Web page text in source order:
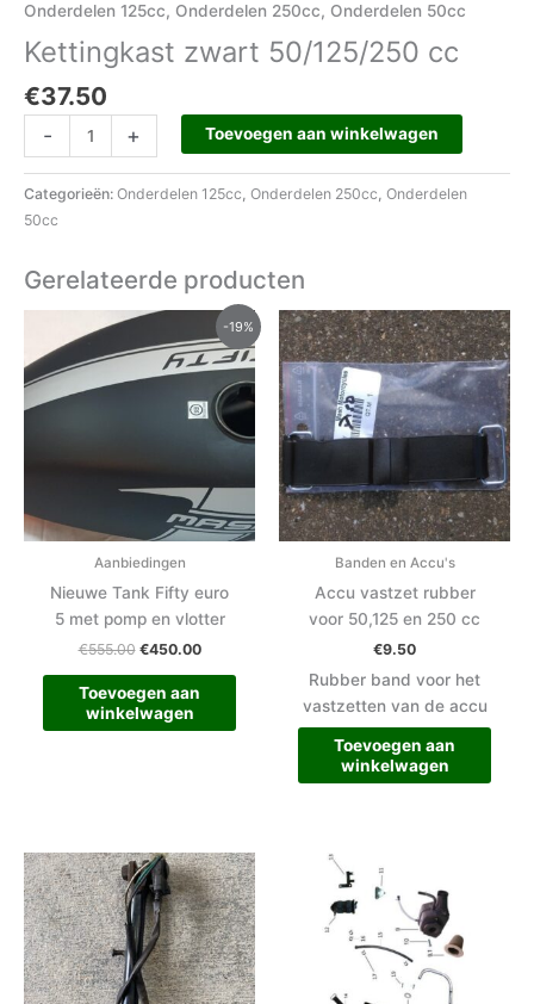
Onderdelen 125cc, Onderdelen 250cc, Onderdelen 50cc
Kettingkast zwart 50/125/250 cc
€37.50
- + Toevoegen aan winkelwagen
Categorieën: Onderdelen 125cc, Onderdelen 250cc, Onderdelen
50cc
Gerelateerde producten
-19%
Aanbiedingen
Nieuwe Tank Fifty euro
5 met pomp en vlotter
€555.00
Oorspronkelijke
was:
€555.00.
€450.00
Huidige
prijs
is:
€450.00.
Toevoegen aan
winkelwagen
Banden en Accu's
Accu vastzet rubber
voor 50,125 en 250 cc
€9.50
Rubber band voor het
vastzetten van de accu
Toevoegen aan
winkelwagen